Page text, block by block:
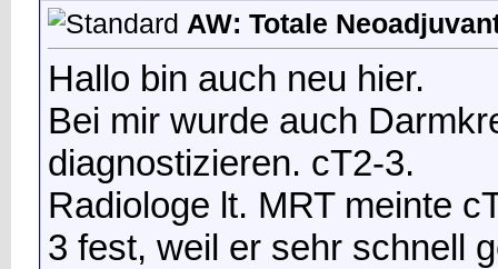
AW: Totale
Hallo bin auch neu hier.
Bei mir wurde auch
diagnostizieren. cT2-3.
Radiologe lt. MRT meinte
3 fest, weil er sehr schnell